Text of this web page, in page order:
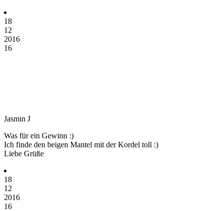
18
12
2016
16
Jasmin J
Was für ein Gewinn :)
Ich finde den beigen Mantel mit der Kordel toll :)
Liebe Grüße
18
12
2016
16